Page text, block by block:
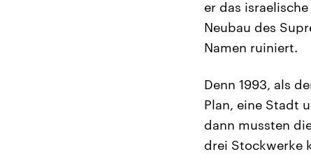
er das
Neubau des
Namen ruiniert.
Denn 1993, als
Plan, eine Stadt
dann mussten
drei Stockwerke